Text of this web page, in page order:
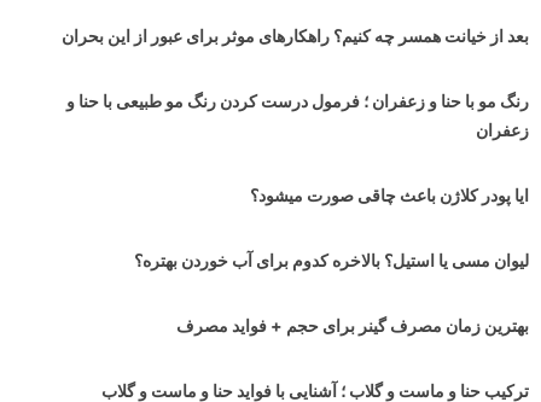
بعد از خیانت همسر چه کنیم؟ راهکارهای موثر برای عبور از این بحران
رنگ مو با حنا و زعفران ؛ فرمول درست کردن رنگ مو طبیعی با حنا و
زعفران
ایا پودر کلاژن باعث چاقی صورت میشود؟
لیوان مسی یا استیل؟ بالاخره کدوم برای آب خوردن بهتره؟
بهترین زمان مصرف گینر برای حجم + فواید مصرف
ترکیب حنا و ماست و گلاب ؛ آشنایی با فواید حنا و ماست و گلاب